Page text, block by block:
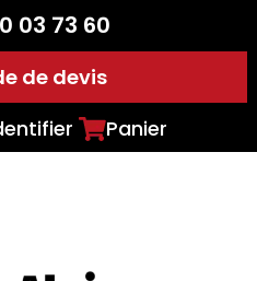
03 73 60
de devis
Panier